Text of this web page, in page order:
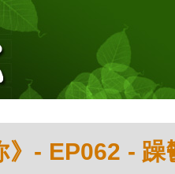
》- EP062 -